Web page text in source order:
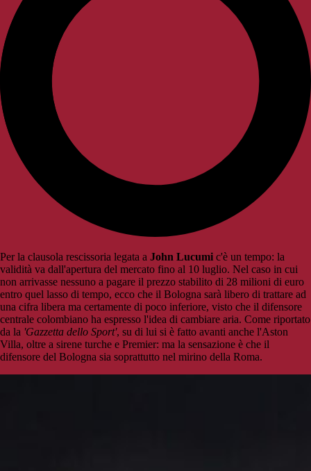
Per la clausola rescissoria legata a John Lucumi c'è un tempo: la
validità va dall'apertura del mercato fino al 10 luglio. Nel caso in cui
non arrivasse nessuno a pagare il prezzo stabilito di 28 milioni di euro
entro quel lasso di tempo, ecco che il Bologna sarà libero di trattare ad
una cifra libera ma certamente di poco inferiore, visto che il difensore
centrale colombiano ha espresso l'idea di cambiare aria. Come riportato
da la 'Gazzetta dello Sport', su di lui si è fatto avanti anche l'Aston
Villa, oltre a sirene turche e Premier: ma la sensazione è che il
difensore del Bologna sia soprattutto nel mirino della Roma.